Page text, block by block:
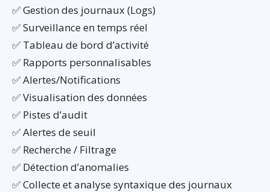
✅ Gestion des journaux (Logs)
✅ Surveillance en temps réel
✅ Tableau de bord d’activité
✅ Rapports personnalisables
✅ Alertes/Notifications
✅ Visualisation des données
✅ Pistes d’audit
✅ Alertes de seuil
✅ Recherche / Filtrage
✅ Détection d’anomalies
✅ Collecte et analyse syntaxique des journaux